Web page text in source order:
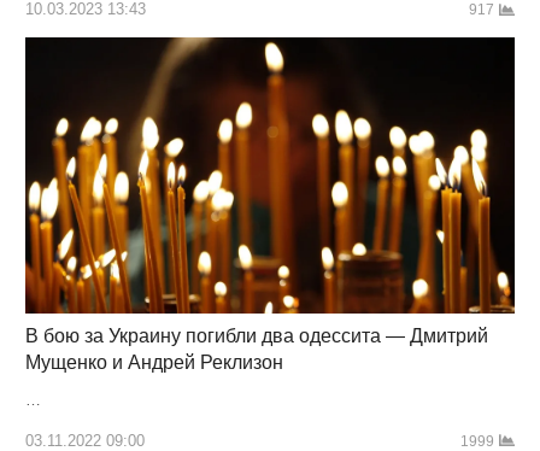
10.03.2023 13:43 917
В бою за Украину погибли два одессита — Дмитрий
Мущенко и Андрей Реклизон
03.11.2022 09:00 1999